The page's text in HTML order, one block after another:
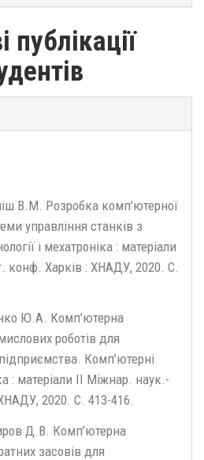
публікації
В.М. Розробка комп’ютерної
управління станків з
і мехатроніка : матеріали
конф. Харків : ХНАДУ, 2020. С.
Ю.А. Комп’ютерна
роботів для
Комп’ютерні
: матеріали ІІ Міжнар. наук.-
2020. С. 413-416.
Д.В. Комп’ютерна
засовів для